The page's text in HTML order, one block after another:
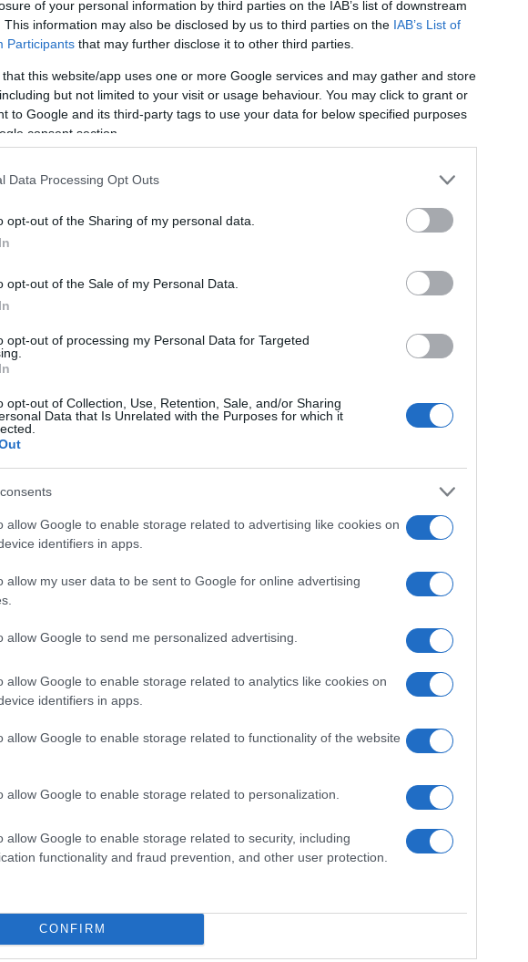
of your personal information by third parties on the IAB’s list of downstream
This information may also be disclosed by us to third parties on the IAB’s List of
Participants that may further disclose it to other third parties.
that this website/app uses one or more Google services and may gather and store
but not limited to your visit or usage behaviour. You may click to grant or
to Google and its third-party tags to use your data for below specified purposes
consent section.
Data Processing Opt Outs
opt-out of the Sharing of my personal data.
opt-out of the Sale of my Personal Data.
opt-out of processing my Personal Data for Targeted
opt-out of Collection, Use, Retention, Sale, and/or Sharing
Data that Is Unrelated with the Purposes for which it
allow Google to enable storage related to advertising like cookies on
identifiers in apps.
allow my user data to be sent to Google for online advertising
allow Google to send me personalized advertising.
allow Google to enable storage related to analytics like cookies on
identifiers in apps.
allow Google to enable storage related to functionality of the website
allow Google to enable storage related to personalization.
allow Google to enable storage related to security, including
functionality and fraud prevention, and other user protection.
CONFIRM
diErling Haalandche ha sfruttato un
vittoria. Prima di lui,
e al75′rendendo la sfida molto equilibrata
le parti, con la Norvegia che ha
La Costa d’Avorio, invece, ha
giovane ivoriano, corteggiato dalParis
talento, ma non è riuscito a concretizzare.